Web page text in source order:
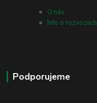
O nás
Info o rozvozech
Podporujeme